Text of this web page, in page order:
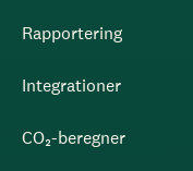
Rapportering
Integrationer
CO₂-beregner